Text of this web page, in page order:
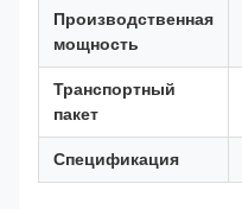
Производственная
мощность
Транспортный
пакет
Спецификация